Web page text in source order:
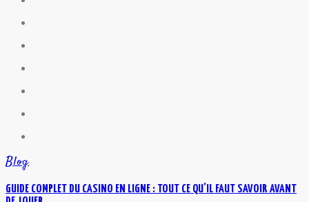
Blog
GUIDE COMPLET DU CASINO EN LIGNE : TOUT CE QU’IL FAUT SAVOIR AVANT